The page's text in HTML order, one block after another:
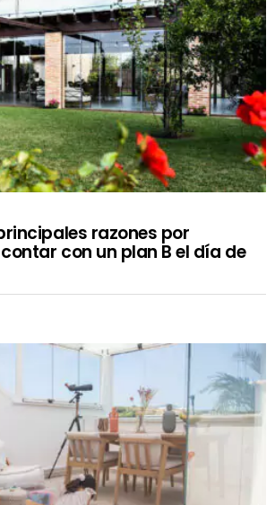
razones por
con un plan B el día de